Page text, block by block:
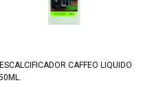
CAFFEO LIQUIDO